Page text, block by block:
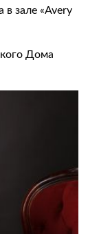
в зале «Avery
Дома